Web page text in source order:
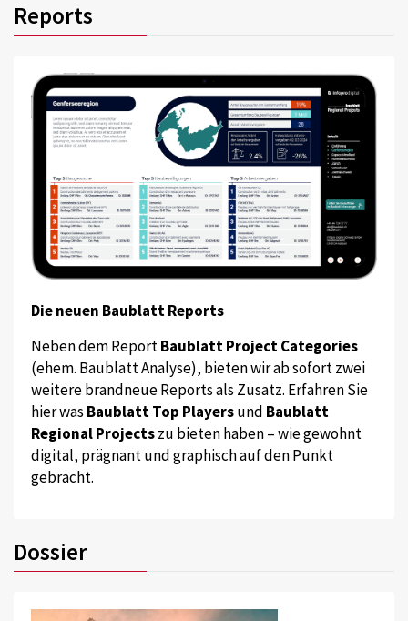
Reports
Die neuen Baublatt Reports
Neben dem ReportBaublatt Project Categories
(ehem. Baublatt Analyse), bieten wir ab sofort zwei
weitere brandneue Reports als Zusatz. Erfahren Sie
hier was Baublatt Top Playersund Baublatt
Regional Projectszu bieten haben – wie gewohnt
digital, prägnant und graphisch auf den Punkt
gebracht.
Dossier